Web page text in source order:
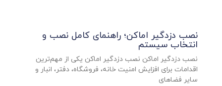
نصب دزدگیر اماکن؛ راهنمای کامل نصب و
انتخاب سیستم
نصب دزدگیر اماکن نصب دزدگیر اماکن یکی از مهم‌ترین
اقدامات برای افزایش امنیت خانه، فروشگاه، دفتر، انبار و
سایر فضاهای